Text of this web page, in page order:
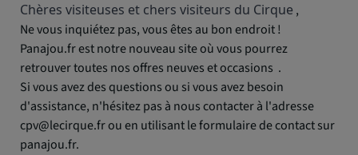
Chères visiteuses et chers visiteurs du Cirque ,
Ne vous inquiétez pas, vous êtes au bon endroit !
Panajou.fr est notre nouveau site où vous pourrez
retrouver toutes nos offres neuves et occasions .
Si vous avez des questions ou si vous avez besoin
d'assistance, n'hésitez pas à nous contacter à l'adresse
cpv@lecirque.fr ou en utilisant le formulaire de contact sur
panajou.fr.